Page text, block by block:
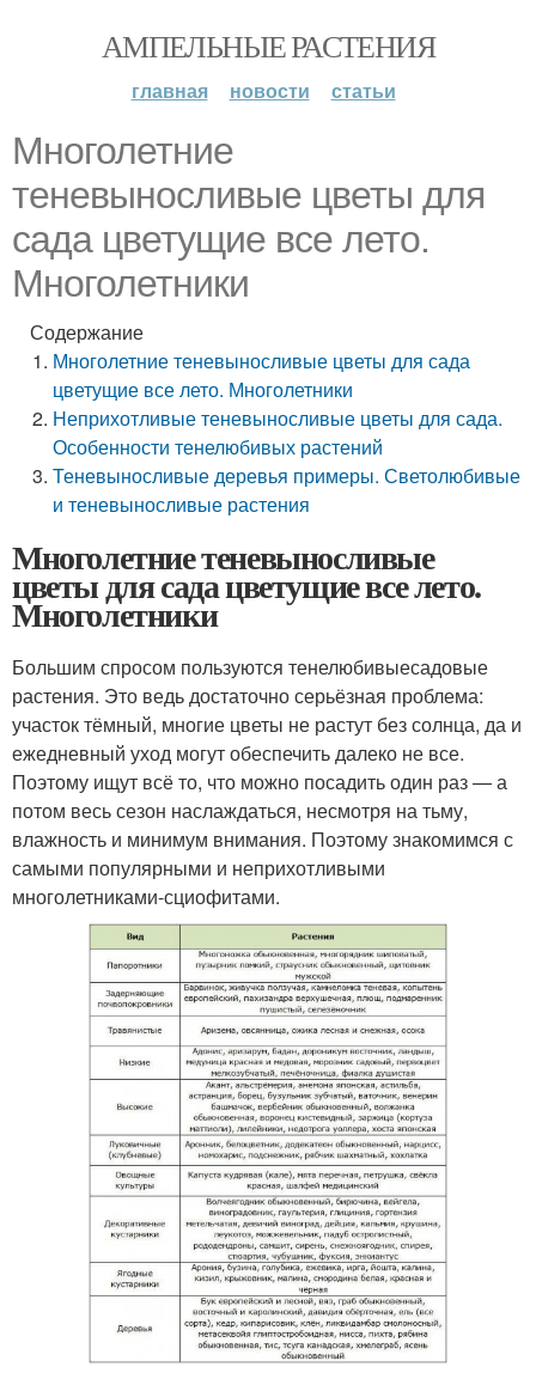
АМПЕЛЬНЫЕ РАСТЕНИЯ
главная новости статьи
Многолетние
теневыносливые цветы для
сада цветущие все лето.
Многолетники
Содержание
Многолетние теневыносливые цветы для сада
цветущие все лето. Многолетники
Неприхотливые теневыносливые цветы для сада.
Особенности тенелюбивых растений
Теневыносливые деревья примеры. Светолюбивые
и теневыносливые растения
Многолетние теневыносливые
цветы для сада цветущие все лето.
Многолетники
Большим спросом пользуются тенелюбивыесадовые
растения. Это ведь достаточно серьёзная проблема:
участок тёмный, многие цветы не растут без солнца, да и
ежедневный уход могут обеспечить далеко не все.
Поэтому ищут всё то, что можно посадить один раз — а
потом весь сезон наслаждаться, несмотря на тьму,
влажность и минимум внимания. Поэтому знакомимся с
самыми популярными и неприхотливыми
многолетниками-сциофитами.